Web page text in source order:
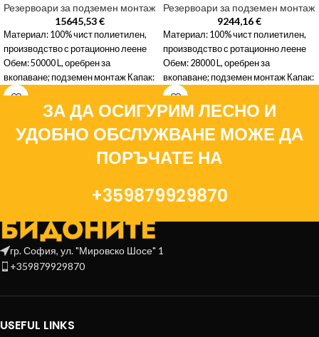
Резервоари за подземен монтаж
15645,53€
Материал: 100% чист полиетилен,
производство с ротационно леене
Обем: 50000 L, оребрен за
вкопаване; подземен монтаж Капак:
полиетиленов, водоплътен с
Резервоари за подземен монтаж
9244,16€
Материал: 100% чист полиетилен,
производство с ротационно леене
Обем: 28000 L, оребрен за
вкопаване; подземен монтаж Капак:
полиетиленов, водоплътен с
ЗА ДА ОСИГУРИМ ЛЕСНО И
УДОБНО ОБСЛУЖВАНЕ МОЖЕ ДА
ПОРЪЧАТЕ НА
+359879929870
гр. София, ул. "Мировско Шосе" 1
+359879929870
USEFUL LINKS